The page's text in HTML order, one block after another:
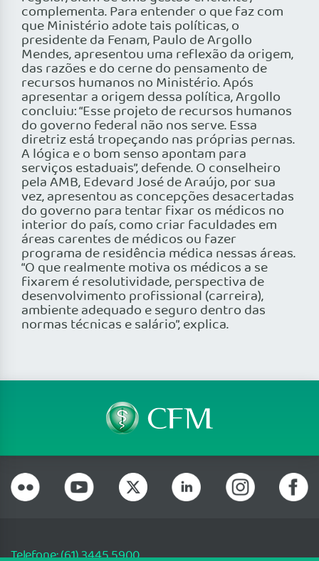
complementa. Para entender o que faz com
que Ministério adote tais políticas, o
presidente da Fenam, Paulo de Argollo
Mendes, apresentou uma reflexão da origem,
das razões e do cerne do pensamento de
recursos humanos no Ministério. Após
apresentar a origem dessa política, Argollo
concluiu: “Esse projeto de recursos humanos
do governo federal não nos serve. Essa
diretriz está tropeçando nas próprias pernas.
A lógica e o bom senso apontam para
serviços estaduais”, defende. O conselheiro
pela AMB, Edevard José de Araújo, por sua
vez, apresentou as concepções desacertadas
do governo para tentar fixar os médicos no
interior do país, como criar faculdades em
áreas carentes de médicos ou fazer
programa de residência médica nessas áreas.
“O que realmente motiva os médicos a se
fixarem é resolutividade, perspectiva de
desenvolvimento profissional (carreira),
ambiente adequado e seguro dentro das
normas técnicas e salário”, explica.
Telefone: (61) 3445 5900